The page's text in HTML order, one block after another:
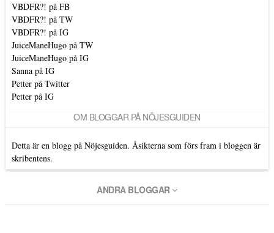
VBDFR?! på FB
VBDFR?! på TW
VBDFR?! på IG
JuiceManeHugo på TW
JuiceManeHugo på IG
Sanna på IG
Petter på Twitter
Petter på IG
OM BLOGGAR PÅ NÖJESGUIDEN
Detta är en blogg på Nöjesguiden. Åsikterna som förs fram i bloggen är
skribentens.
ANDRA BLOGGAR